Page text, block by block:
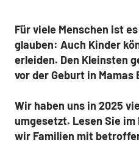
Für viele Menschen ist
glauben: Auch Kinder
erleiden. Den Kleinsten
vor der Geburt in Mamas
Wir haben uns in 2025
umgesetzt. Lesen Sie
wir Familien mit